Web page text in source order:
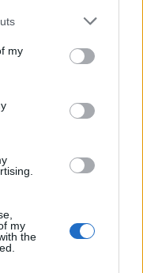
one or more Google
You may click to
third-party tags to
in below Google
my
my
the
kezdődik,
magyar
eljutottak odáig,
listájára a „A